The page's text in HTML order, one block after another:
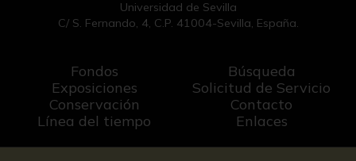
Universidad de Sevilla
C/ S. Fernando, 4, C.P. 41004-Sevilla, España.
Fondos
Exposiciones
Conservación
Línea del tiempo
Búsqueda
Solicitud de Servicio
Contacto
Enlaces